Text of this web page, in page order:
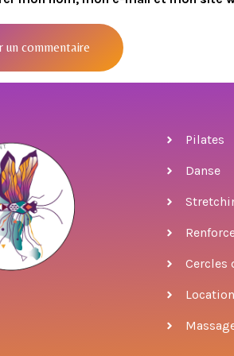
Pilates
Danse
Cercles